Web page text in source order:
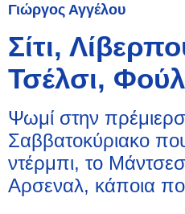
Γιώργος Αγγέλου
Σίτι,
Τσέλσι,
Ψωμί στην
Σαββατοκύριακο
ντέρμπι, το
Αρσεναλ, κάποια